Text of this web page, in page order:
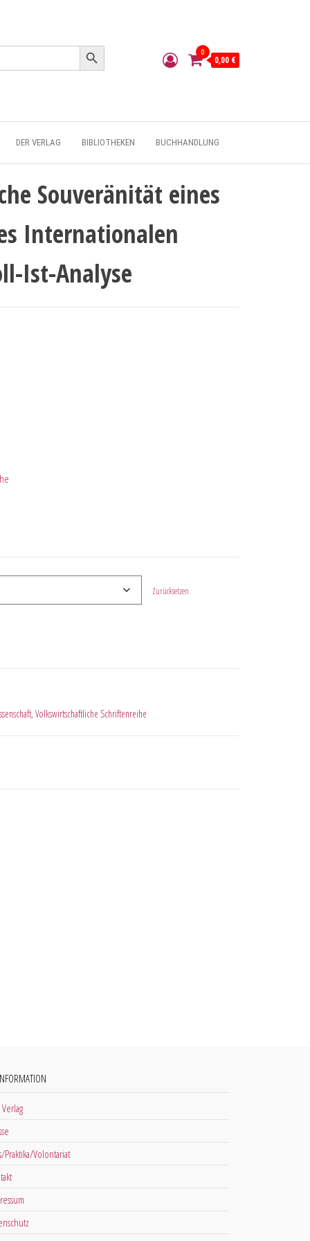
Search Button
0
0,00 €
DER VERLAG BIBLIOTHEKEN BUCHHANDLUNG
Souveränität eines
Internationalen
Ist-Analyse
Zurücksetzen
, Volkswirtschaftliche Schriftenreihe
Praktika/Volontariat